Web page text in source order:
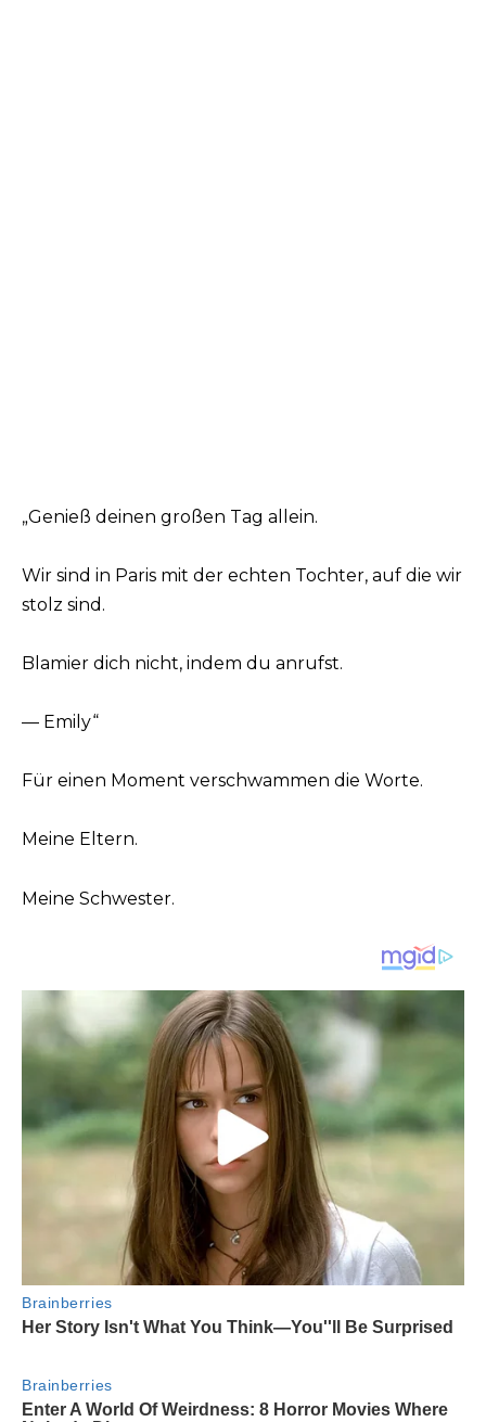
„Genieß deinen großen Tag allein.
Wir sind in Paris mit der echten Tochter, auf die wir
stolz sind.
Blamier dich nicht, indem du anrufst.
— Emily“
Für einen Moment verschwammen die Worte.
Meine Eltern.
Meine Schwester.